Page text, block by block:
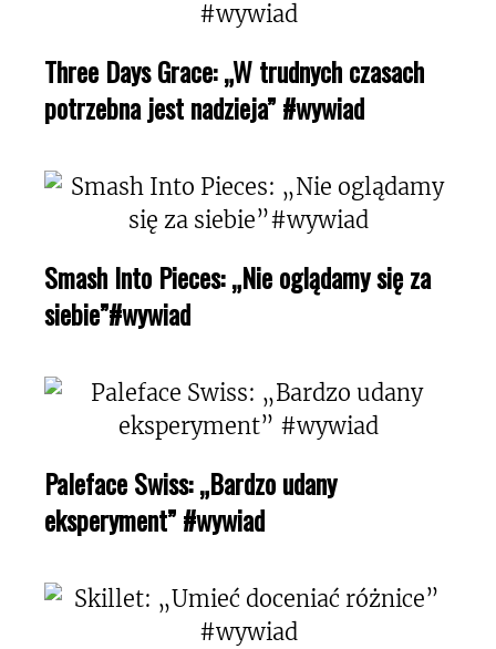
Three Days Grace: „W trudnych czasach
potrzebna jest nadzieja” #wywiad
Smash Into Pieces: „Nie oglądamy się za
siebie”#wywiad
Paleface Swiss: „Bardzo udany
eksperyment” #wywiad